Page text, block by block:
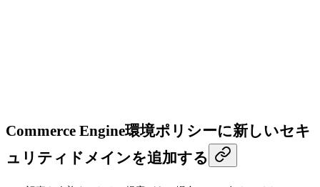
Commerce Engine環境ポリシーに新しいセキ
ュリティドメインを追加する